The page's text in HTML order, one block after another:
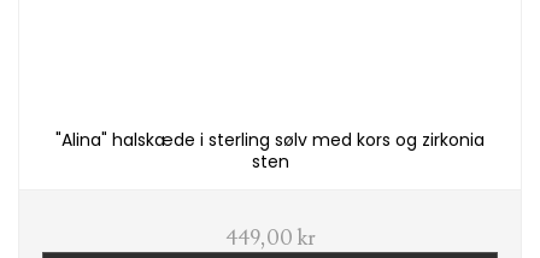
"Alina" halskæde i sterling sølv med kors og zirkonia
sten
449,00 kr